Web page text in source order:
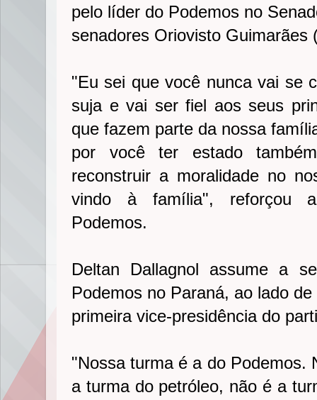
pelo líder do Podemos no
senadores Oriovisto
"Eu sei que você nunca vai se
suja e vai ser fiel aos seus
que fazem parte da nossa
por você ter estado
reconstruir a moralidade no
vindo à família", reforçou
Podemos.
Deltan Dallagnol assume a
Podemos no Paraná, ao lado
primeira vice-presidência do
"Nossa turma é a do Podemos.
a turma do petróleo, não é a